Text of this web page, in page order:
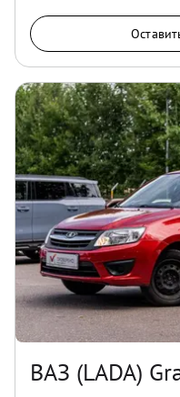
ВАЗ (LADA)